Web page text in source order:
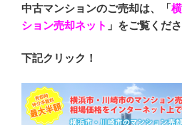
中古マンションのご売却は、「
ション売却ネット 」をご覧くだ
下記クリック！